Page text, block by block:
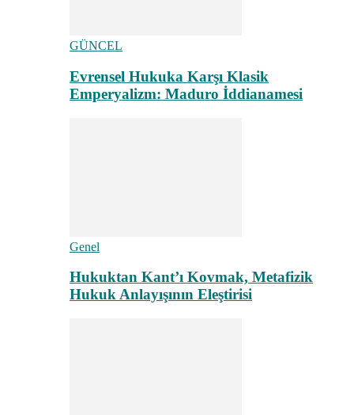
GÜNCEL
Evrensel Hukuka Karşı Klasik
Emperyalizm: Maduro İddianamesi
Genel
Hukuktan Kant’ı Kovmak, Metafizik
Hukuk Anlayışının Eleştirisi